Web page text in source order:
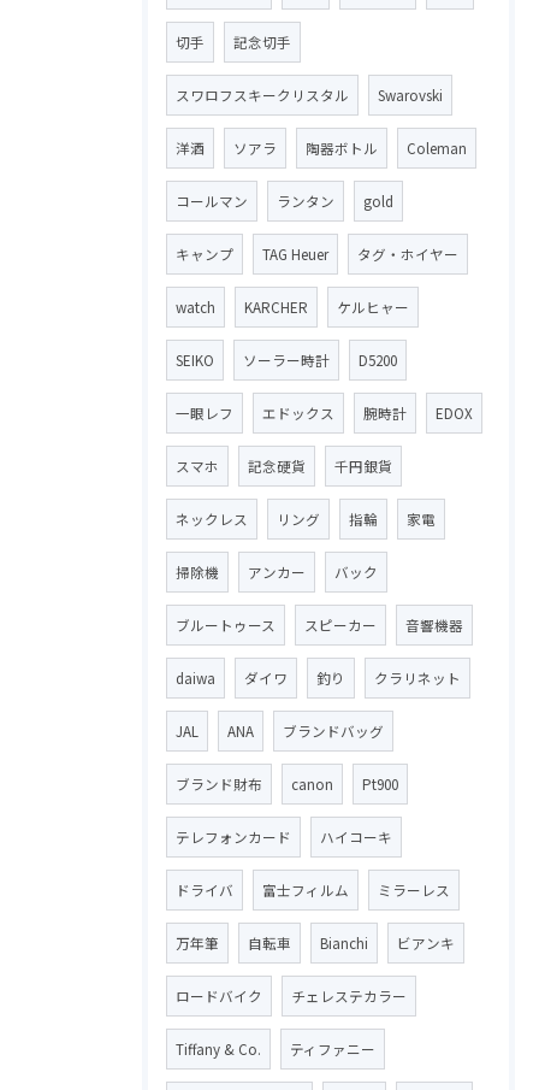
切手 記念切手
スワロフスキークリスタル Swarovski
洋酒 ソアラ 陶器ボトル Coleman
コールマン ランタン gold
キャンプ TAG Heuer タグ・ホイヤー
watch KARCHER ケルヒャー
SEIKO ソーラー時計 D5200
一眼レフ エドックス 腕時計 EDOX
スマホ 記念硬貨 千円銀貨
ネックレス リング 指輪 家電
掃除機 アンカー バック
ブルートゥース スピーカー 音響機器
daiwa ダイワ 釣り クラリネット
JAL ANA ブランドバッグ
ブランド財布 canon Pt900
テレフォンカード ハイコーキ
ドライバ 富士フィルム ミラーレス
万年筆 自転車 Bianchi ビアンキ
ロードバイク チェレステカラー
Tiffany & Co. ティファニー